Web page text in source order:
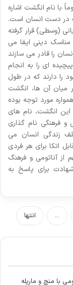
با نام انگشت اشاره
در دست انسان است.
(وسطی) قرار گرفته
مناسک دینی ایفا می
را قادر می سازند
ای را به انجام
را دارند که در طول
آن ها، انگشت
مورد توجه بوده
انگشت، نام های
و فرهنگی نام گذاری
زندگی انسان می
اتکا برای هر فردی
آناتومی و فرهنگ
برای پاسخ به
... انتها
با منچ و مارپله